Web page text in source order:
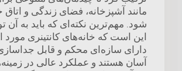
مانند آشپزخانه، فضای زندگی و اتاق
شود. مهم‌ترین نکته‌ای که باید به آن
این است که خانه‌های کانتینری مورد
دارای سازه‌ای محکم و قابل جداسازی
آسان هستند و عملکرد عالی در